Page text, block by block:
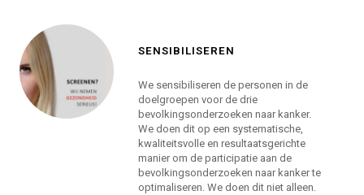
SENSIBILISEREN
We sensibiliseren de personen in de
doelgroepen voor de drie
bevolkingsonderzoeken naar kanker.
We doen dit op een systematische,
kwaliteitsvolle en resultaatsgerichte
manier om de participatie aan de
bevolkingsonderzoeken naar kanker te
optimaliseren. We doen dit niet alleen.